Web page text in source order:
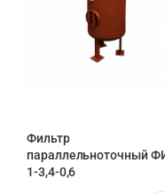
Фильтр
параллельноточный
1-3,4-0,6